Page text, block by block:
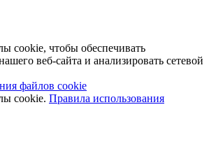
cookie, чтобы обеспечивать
веб-сайта и анализировать сетевой
файлов cookie
cookie. Правила использования